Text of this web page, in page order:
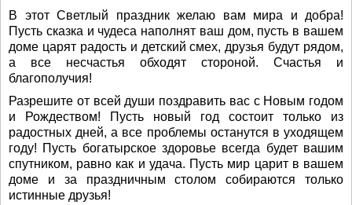
В этот Светлый праздник желаю вам мира и добра!
Пусть сказка и чудеса наполнят ваш дом, пусть в вашем
доме царят радость и детский смех, друзья будут рядом,
а все несчастья обходят стороной. Счастья и
благополучия!
Разрешите от всей души поздравить вас с Новым годом
и Рождеством! Пусть новый год состоит только из
радостных дней, а все проблемы останутся в уходящем
году! Пусть богатырское здоровье всегда будет вашим
спутником, равно как и удача. Пусть мир царит в вашем
доме и за праздничным столом собираются только
истинные друзья!